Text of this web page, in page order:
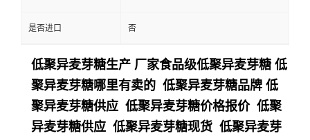
是否进口 否
低聚异麦芽糖生产 厂家食品级低聚异麦芽糖 低
聚异麦芽糖哪里有卖的 低聚异麦芽糖品牌 低
聚异麦芽糖供应 低聚异麦芽糖价格报价 低聚
异麦芽糖供应 低聚异麦芽糖现货 低聚异麦芽